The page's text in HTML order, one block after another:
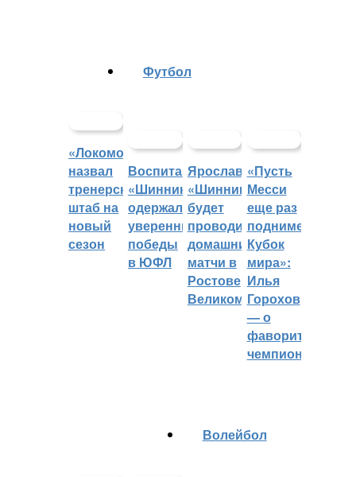
«Локомотив»
назвал
тренерский
штаб на
новый
сезон
Футбол
Воспитанники
«Шинника»
одержали
уверенные
победы
в ЮФЛ
Ярославский
«Шинник»
будет
проводить
домашние
матчи в
Ростове
Великом
«Пусть
Месси
еще раз
поднимет
Кубок
мира»:
Илья
Горохов
— о
фаворитах
чемпионата
Волейбол